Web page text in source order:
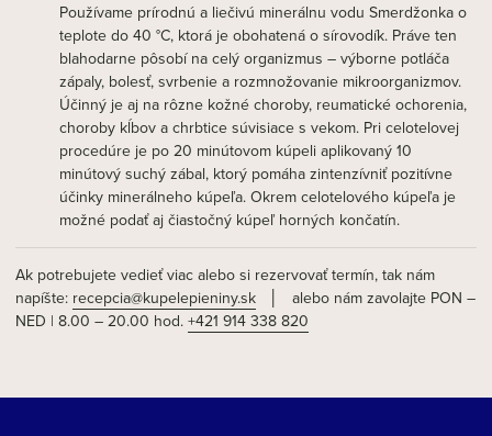
Používame prírodnú a liečivú minerálnu vodu Smerdžonka o
teplote do 40 °C, ktorá je obohatená o sírovodík. Práve ten
blahodarne pôsobí na celý organizmus – výborne potláča
zápaly, bolesť, svrbenie a rozmnožovanie mikroorganizmov.
Účinný je aj na rôzne kožné choroby, reumatické ochorenia,
choroby kĺbov a chrbtice súvisiace s vekom. Pri celotelovej
procedúre je po 20 minútovom kúpeli aplikovaný 10
minútový suchý zábal, ktorý pomáha zintenzívniť pozitívne
účinky minerálneho kúpeľa. Okrem celotelového kúpeľa je
možné podať aj čiastočný kúpeľ horných končatín.
Ak potrebujete vedieť viac alebo si rezervovať termín, tak nám
napíšte: recepcia@kupelepieniny.sk │ alebo nám zavolajte PON –
NED | 8.00 – 20.00 hod. +421 914 338 820